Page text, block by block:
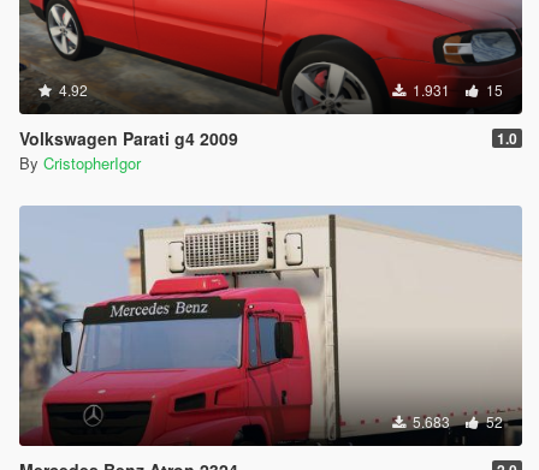
4.92 1.931 15
Volkswagen Parati g4 2009 1.0
By CristopherIgor
5.683 52